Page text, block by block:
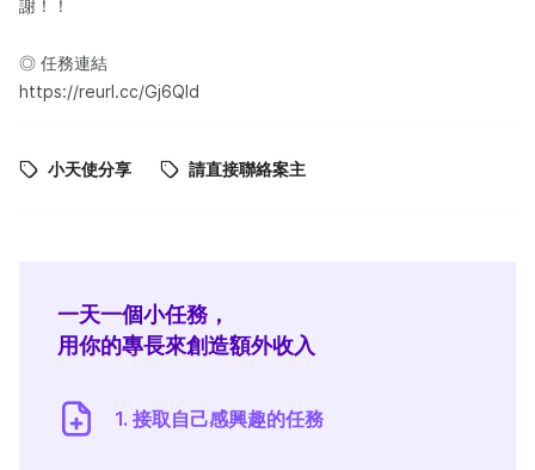
謝！！
◎ 任務連結
https://reurl.cc/Gj6Qld
小天使分享 請直接聯絡案主
一天一個小任務，
用你的專長來創造額外收入
1. 接取自己感興趣的任務